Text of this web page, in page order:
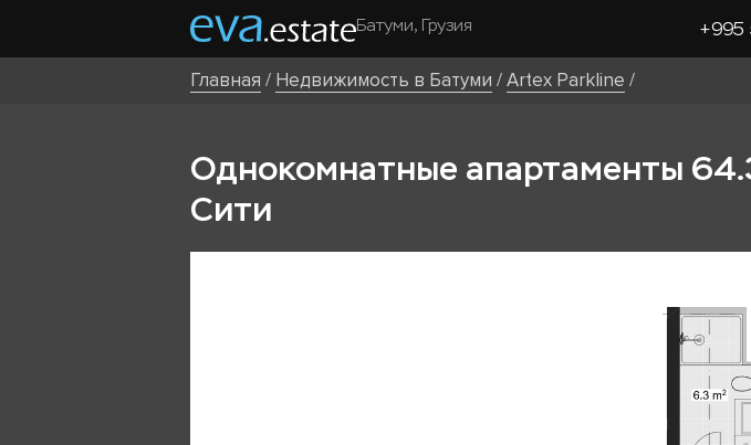
Батуми, Грузия +995
Главная / Недвижимость в Батуми /Artex Parkline /
Однокомнатные апартаменты
Сити